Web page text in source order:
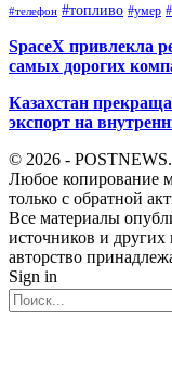
#телефон #топливо #умер
SpaceX привлекла
самых дорогих
Казахстан
экспорт на
© 2026 -
Любое копирование
только с обратной
Все материалы
источников и других
авторство
Sign in